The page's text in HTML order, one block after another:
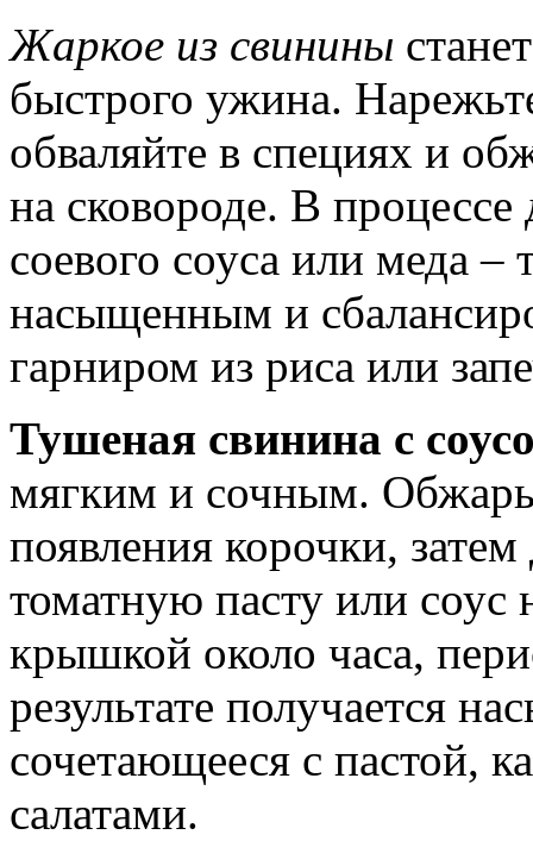
Жаркое из свинины
быстрого ужина.
обваляйте в специях и
на сковороде. В
соевого соуса или меда –
насыщенным и
гарниром из риса или
Тушеная свинина с
мягким и сочным.
появления корочки,
томатную пасту или соус
крышкой около часа,
результате получается
сочетающееся с пастой,
салатами.